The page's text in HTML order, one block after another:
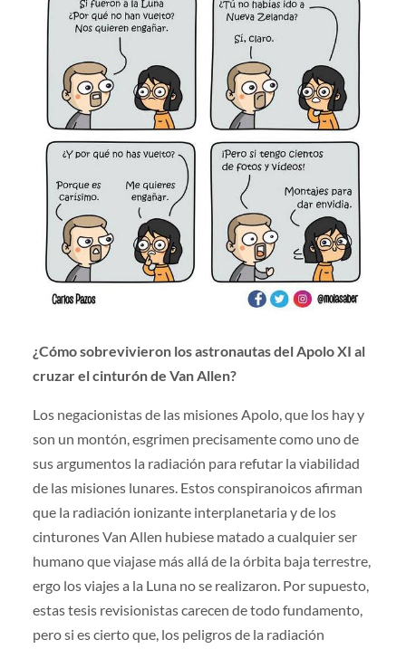
¿Cómo sobrevivieron los astronautas del Apolo XI al
cruzar el cinturón de Van Allen?
Los negacionistas de las misiones Apolo, que los hay y
son un montón, esgrimen precisamente como uno de
sus argumentos la radiación para refutar la viabilidad
de las misiones lunares. Estos conspiranoicos afirman
que la radiación ionizante interplanetaria y de los
cinturones Van Allen hubiese matado a cualquier ser
humano que viajase más allá de la órbita baja terrestre,
ergo los viajes a la Luna no se realizaron. Por supuesto,
estas tesis revisionistas carecen de todo fundamento,
pero si es cierto que, los peligros de la radiación